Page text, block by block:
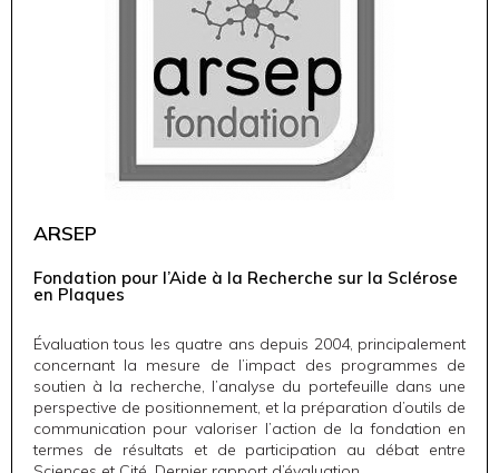
ARSEP
Fondation pour l’Aide à la Recherche sur la Sclérose
en Plaques
Évaluation tous les quatre ans depuis 2004, principalement
concernant la mesure de l’impact des programmes de
soutien à la recherche, l’analyse du portefeuille dans une
perspective de positionnement, et la préparation d’outils de
communication pour valoriser l’action de la fondation en
termes de résultats et de participation au débat entre